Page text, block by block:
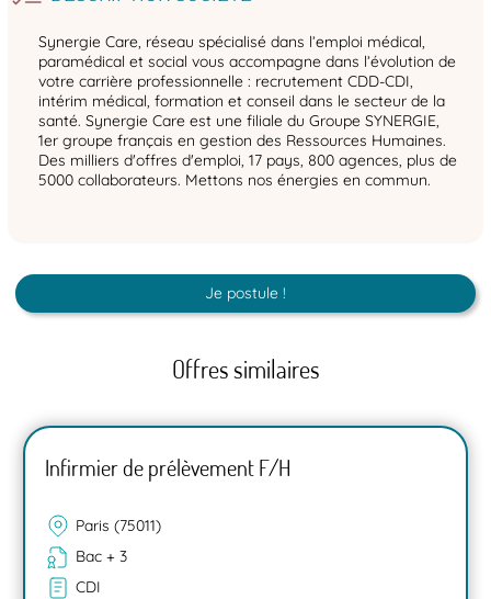
Synergie Care, réseau spécialisé dans l’emploi médical,
paramédical et social vous accompagne dans l’évolution de
votre carrière professionnelle : recrutement CDD-CDI,
intérim médical, formation et conseil dans le secteur de la
santé. Synergie Care est une filiale du Groupe SYNERGIE,
1er groupe français en gestion des Ressources Humaines.
Des milliers d'offres d'emploi, 17 pays, 800 agences, plus de
5000 collaborateurs. Mettons nos énergies en commun.
Je postule !
Offres similaires
Infirmier de prélèvement F/H
Paris (75011)
Bac + 3
CDI